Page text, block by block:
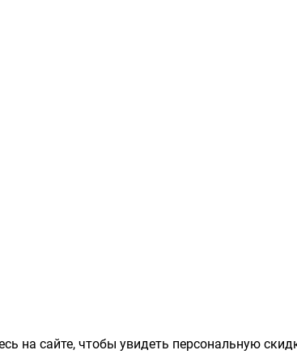
на сайте, чтобы увидеть персональную